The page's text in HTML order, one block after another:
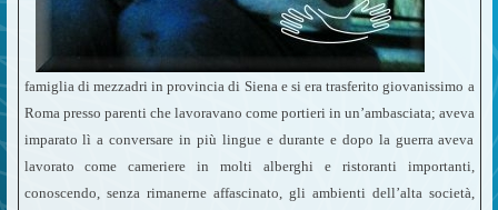
famiglia di mezzadri in provincia di Siena e si era trasferito giovanissimo a
Roma presso parenti che lavoravano come portieri in un’ambasciata; aveva
imparato lì a conversare in più lingue e durante e dopo la guerra aveva
lavorato come cameriere in molti alberghi e ristoranti importanti,
conoscendo, senza rimanerne affascinato, gli ambienti dell’alta società,